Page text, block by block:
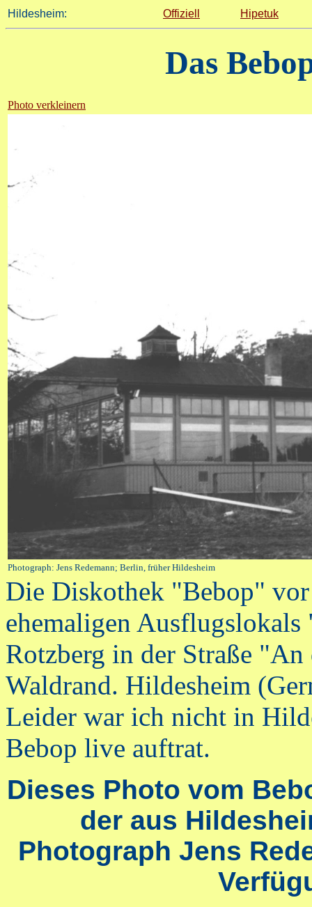
Hildesheim: Offiziell Hipetuk
Das
Photo verkleinern
Photograph: Jens Redemann; Berlin, früher Hildesheim
Die Diskothek "Bebop" vor
ehemaligen
Rotzberg in der Straße
Waldrand. Hildesheim
Leider war ich nicht in
Bebop live auftrat.
Dieses Photo vom
der aus
Photograph Jens